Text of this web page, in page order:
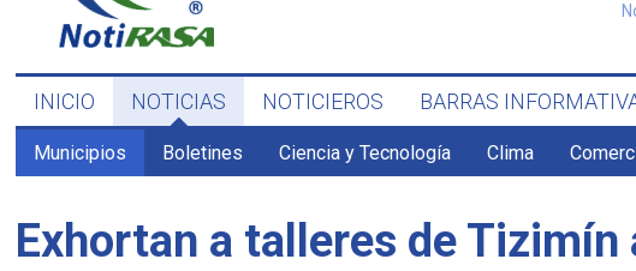
INICIO NOTICIAS NOTICIEROS BARRAS
Municipios Boletines Ciencia y Tecnología Clima
Exhortan a talleres de